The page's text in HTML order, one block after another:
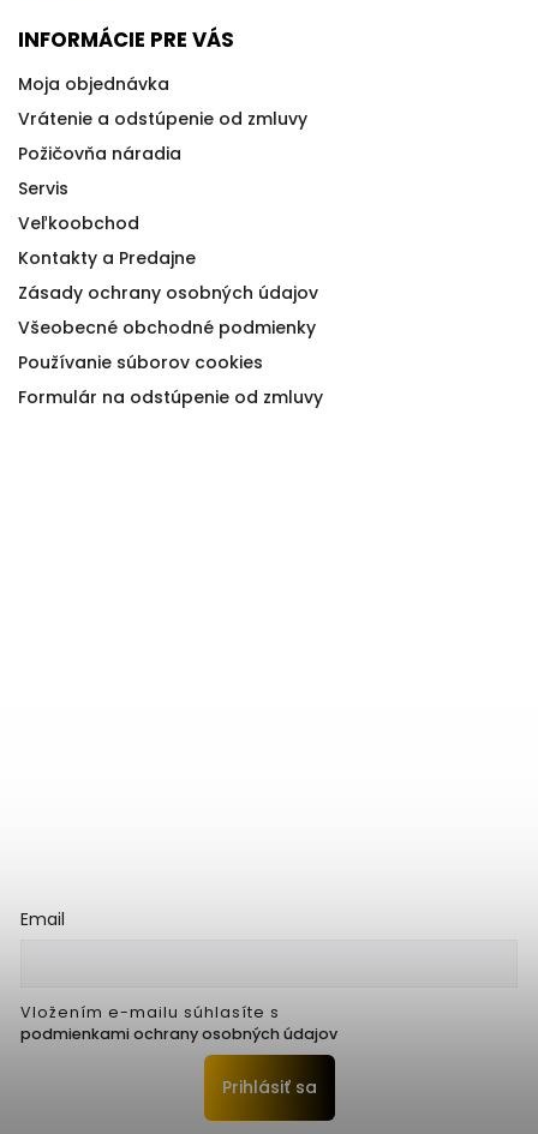
INFORMÁCIE PRE VÁS
Moja objednávka
Vrátenie a odstúpenie od zmluvy
Požičovňa náradia
Servis
Veľkoobchod
Kontakty a Predajne
Zásady ochrany osobných údajov
Všeobecné obchodné podmienky
Používanie súborov cookies
Formulár na odstúpenie od zmluvy
Email
Vložením e-mailu súhlasíte s
podmienkami ochrany osobných údajov
Prihlásiť sa